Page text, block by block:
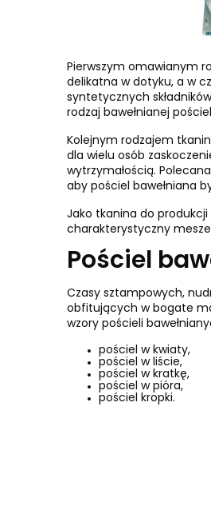
Pierwszym omawianym
delikatna w dotyku, a w
syntetycznych
rodzaj bawełnianej
Kolejnym rodzajem
dla wielu osób
wytrzymałością.
aby pościel bawełniana
Jako tkanina do
charakterystyczny
Pościel
Czasy sztampowych,
obfitujących w bogate
wzory pościeli
pościel w kwiaty,
pościel w liście,
pościel w kratkę,
pościel w pióra,
pościel kropki.